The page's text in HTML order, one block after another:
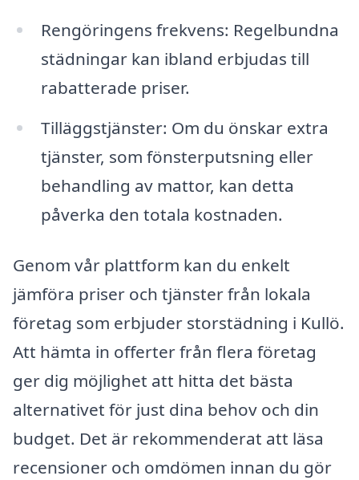
Rengöringens frekvens: Regelbundna
städningar kan ibland erbjudas till
rabatterade priser.
Tilläggstjänster: Om du önskar extra
tjänster, som fönsterputsning eller
behandling av mattor, kan detta
påverka den totala kostnaden.
Genom vår plattform kan du enkelt
jämföra priser och tjänster från lokala
företag som erbjuder storstädning i Kullö.
Att hämta in offerter från flera företag
ger dig möjlighet att hitta det bästa
alternativet för just dina behov och din
budget. Det är rekommenderat att läsa
recensioner och omdömen innan du gör